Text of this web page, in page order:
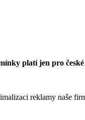
platí jen pro
reklamy naše